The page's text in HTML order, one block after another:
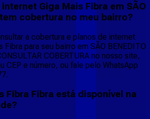
Giga Mais Fibra em SÃO
tem cobertura no meu bairro?
a cobertura e planos de internet
Fibra para seu bairro em SÃO BENEDITO
COBERTURA no nosso site,
CEP e número, ou fale pelo WhatsApp
Fibra Fibra está disponível na